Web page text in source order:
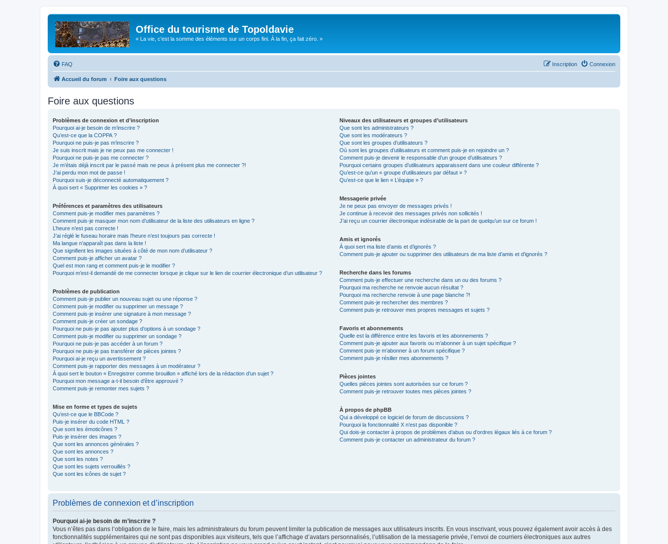
Office du tourisme de Topoldavie
« La vie, c'est la somme des éléments sur un corps fini. À la fin, ça fait zéro. »
FAQ Connexion
Inscription
Accueil du forum Foire aux questions
Foire aux questions
Problèmes de connexion et d’inscription
Pourquoi ai-je besoin de m’inscrire ?
Qu’est-ce que la COPPA ?
Pourquoi ne puis-je pas m’inscrire ?
Je suis inscrit mais je ne peux pas me connecter !
Pourquoi ne puis-je pas me connecter ?
Je m’étais déjà inscrit par le passé mais ne peux à présent plus me connecter ?!
J’ai perdu mon mot de passe !
Pourquoi suis-je déconnecté automatiquement ?
À quoi sert « Supprimer les cookies » ?
Préférences et paramètres des utilisateurs
Comment puis-je modifier mes paramètres ?
Comment puis-je masquer mon nom d’utilisateur de la liste des utilisateurs en ligne ?
L’heure n’est pas correcte !
J’ai réglé le fuseau horaire mais l’heure n’est toujours pas correcte !
Ma langue n’apparaît pas dans la liste !
Que signifient les images situées à côté de mon nom d’utilisateur ?
Comment puis-je afficher un avatar ?
Quel est mon rang et comment puis-je le modifier ?
Pourquoi m’est-il demandé de me connecter lorsque je clique sur le lien de courrier électronique d’un utilisateur ?
Problèmes de publication
Comment puis-je publier un nouveau sujet ou une réponse ?
Comment puis-je modifier ou supprimer un message ?
Comment puis-je insérer une signature à mon message ?
Comment puis-je créer un sondage ?
Pourquoi ne puis-je pas ajouter plus d’options à un sondage ?
Comment puis-je modifier ou supprimer un sondage ?
Pourquoi ne puis-je pas accéder à un forum ?
Pourquoi ne puis-je pas transférer de pièces jointes ?
Pourquoi ai-je reçu un avertissement ?
Comment puis-je rapporter des messages à un modérateur ?
À quoi sert le bouton « Enregistrer comme brouillon » affiché lors de la rédaction d’un sujet ?
Pourquoi mon message a-t-il besoin d’être approuvé ?
Comment puis-je remonter mes sujets ?
Mise en forme et types de sujets
Qu’est-ce que le BBCode ?
Puis-je insérer du code HTML ?
Que sont les émoticônes ?
Puis-je insérer des images ?
Que sont les annonces générales ?
Que sont les annonces ?
Que sont les notes ?
Que sont les sujets verrouillés ?
Que sont les icônes de sujet ?
Niveaux des utilisateurs et groupes d’utilisateurs
Que sont les administrateurs ?
Que sont les modérateurs ?
Que sont les groupes d’utilisateurs ?
Où sont les groupes d’utilisateurs et comment puis-je en rejoindre un ?
Comment puis-je devenir le responsable d’un groupe d’utilisateurs ?
Pourquoi certains groupes d’utilisateurs apparaissent dans une couleur différente ?
Qu’est-ce qu’un « groupe d’utilisateurs par défaut » ?
Qu’est-ce que le lien « L’équipe » ?
Messagerie privée
Je ne peux pas envoyer de messages privés !
Je continue à recevoir des messages privés non sollicités !
J’ai reçu un courrier électronique indésirable de la part de quelqu’un sur ce forum !
Amis et ignorés
À quoi sert ma liste d’amis et d’ignorés ?
Comment puis-je ajouter ou supprimer des utilisateurs de ma liste d’amis et d’ignorés ?
Recherche dans les forums
Comment puis-je effectuer une recherche dans un ou des forums ?
Pourquoi ma recherche ne renvoie aucun résultat ?
Pourquoi ma recherche renvoie à une page blanche ?!
Comment puis-je rechercher des membres ?
Comment puis-je retrouver mes propres messages et sujets ?
Favoris et abonnements
Quelle est la différence entre les favoris et les abonnements ?
Comment puis-je ajouter aux favoris ou m’abonner à un sujet spécifique ?
Comment puis-je m’abonner à un forum spécifique ?
Comment puis-je résilier mes abonnements ?
Pièces jointes
Quelles pièces jointes sont autorisées sur ce forum ?
Comment puis-je retrouver toutes mes pièces jointes ?
À propos de phpBB
Qui a développé ce logiciel de forum de discussions ?
Pourquoi la fonctionnalité X n’est pas disponible ?
Qui dois-je contacter à propos de problèmes d’abus ou d’ordres légaux liés à ce forum ?
Comment puis-je contacter un administrateur du forum ?
Problèmes de connexion et d’inscription
Pourquoi ai-je besoin de m’inscrire ?
Vous n’êtes pas dans l’obligation de le faire, mais les administrateurs du forum peuvent limiter la publication de messages aux utilisateurs inscrits. En vous inscrivant, vous pouvez également avoir accès à des
fonctionnalités supplémentaires qui ne sont pas disponibles aux visiteurs, tels que l’affichage d’avatars personnalisés, l’utilisation de la messagerie privée, l’envoi de courriers électroniques aux autres